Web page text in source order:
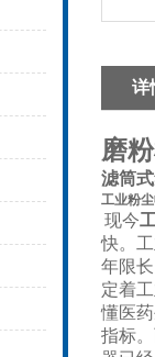
详
磨
滤筒
工业粉
现今
快。
年限
定着
懂医
指标